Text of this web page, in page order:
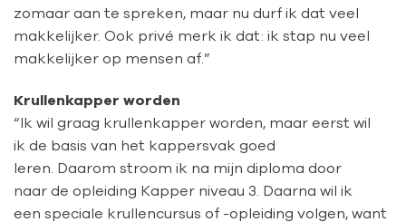
zomaar aan te spreken, maar nu durf ik dat veel
makkelijker. Ook privé merk ik dat: ik stap nu veel
makkelijker op mensen af.”
Krullenkapper worden
“Ik wil graag krullenkapper worden, maar eerst wil
ik de basis van het kappersvak goed
leren. Daarom stroom ik na mijn diploma door
naar de opleiding Kapper niveau 3. Daarna wil ik
een speciale krullencursus of -opleiding volgen, want